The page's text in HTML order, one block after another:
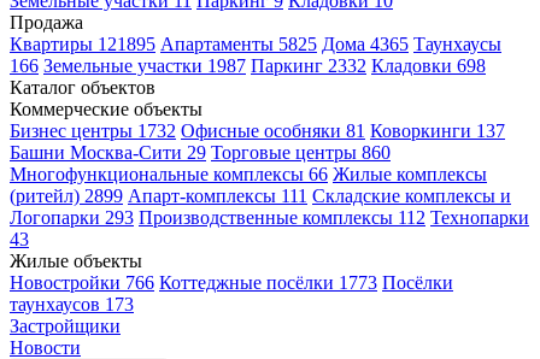
Продажа
Квартиры 121895 Апартаменты 5825 Дома 4365 Таунхаусы
166 Земельные участки 1987 Паркинг 2332 Кладовки 698
Каталог объектов
Коммерческие объекты
Бизнес центры 1732 Офисные особняки 81 Коворкинги 137
Башни Москва-Сити 29 Торговые центры 860
Многофункциональные комплексы 66 Жилые комплексы
(ритейл) 2899 Апарт-комплексы 111 Складские комплексы и
Логопарки 293 Производственные комплексы 112 Технопарки
43
Жилые объекты
Новостройки 766 Коттеджные посёлки 1773 Посёлки
таунхаусов 173
Застройщики
Новости